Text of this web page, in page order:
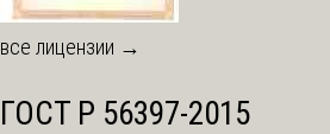
все лицензии →
ГОСТ Р 56397-2015